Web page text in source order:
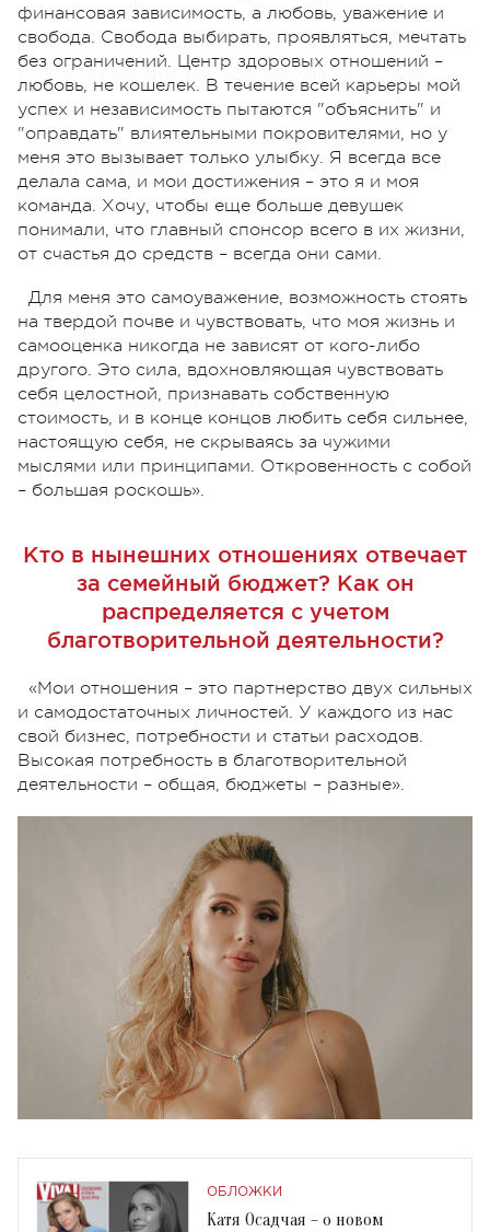
финансовая зависимость, а любовь, уважение и
свобода. Свобода выбирать, проявляться, мечтать
без ограничений. Центр здоровых отношений –
любовь, не кошелек. В течение всей карьеры мой
успех и независимость пытаются "объяснить" и
"оправдать" влиятельными покровителями, но у
меня это вызывает только улыбку. Я всегда все
делала сама, и мои достижения – это я и моя
команда. Хочу, чтобы еще больше девушек
понимали, что главный спонсор всего в их жизни,
от счастья до средств – всегда они сами.
Для меня это самоуважение, возможность стоять
на твердой почве и чувствовать, что моя жизнь и
самооценка никогда не зависят от кого-либо
другого. Это сила, вдохновляющая чувствовать
себя целостной, признавать собственную
стоимость, и в конце концов любить себя сильнее,
настоящую себя, не скрываясь за чужими
мыслями или принципами. Откровенность с собой
– большая роскошь».
Кто в нынешних отношениях отвечает
за семейный бюджет? Как он
распределяется с учетом
благотворительной деятельности?
«Мои отношения – это партнерство двух сильных
и самодостаточных личностей. У каждого из нас
свой бизнес, потребности и статьи расходов.
Высокая потребность в благотворительной
деятельности – общая, бюджеты – разные».
ОБЛОЖКИ
Катя Осадчая – о новом